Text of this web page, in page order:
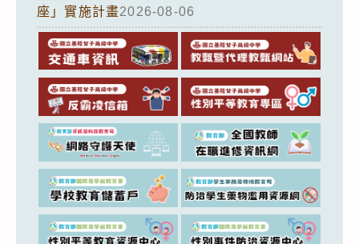
座」實施計畫2026-08-06